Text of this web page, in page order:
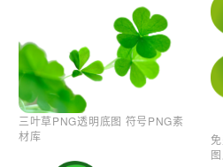
三叶草PNG透明底图 符号PNG素
材库